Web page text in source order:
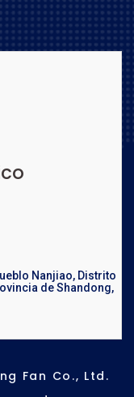
Nanjiao, Distrito
de Shandong,
Fan Co., Ltd.